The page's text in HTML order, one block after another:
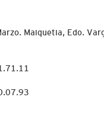
Maiquetia, Edo.